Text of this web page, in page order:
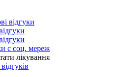
відгуки
с соц. мереж
лікування